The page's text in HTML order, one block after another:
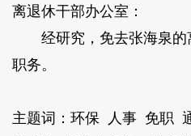
离退休干部办公室：
经研究，免去张海泉的
职务。
主题词：环保 人事 免职